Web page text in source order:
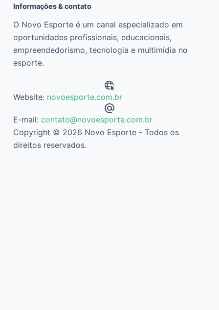
Informações & contato
O Novo Esporte é um canal especializado em
oportunidades profissionais, educacionais,
empreendedorismo, tecnologia e multimídia no
esporte.
Website: novoesporte.com.br
E-mail: contato@novoesporte.com.br
Copyright © 2026 Novo Esporte - Todos os
direitos reservados.